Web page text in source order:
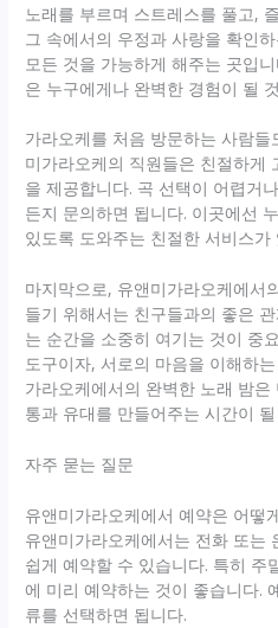
노래를 부르며 스트레스를 풀고,
그 속에서의 우정과 사랑을 확인
모든 것을 가능하게 해주는 곳입
은 누구에게나 완벽한 경험이 될
가라오케를 처음 방문하는 사람
미가라오케의 직원들은 친절하게
을 제공합니다. 곡 선택이 어렵거
든지 문의하면 됩니다. 이곳에선
있도록 도와주는 친절한 서비스가
마지막으로, 유앤미가라오케에서
들기 위해서는 친구들과의 좋은
는 순간을 소중히 여기는 것이 중
도구이자, 서로의 마음을 이해하
가라오케에서의 완벽한 노래 밤
통과 유대를 만들어주는 시간이
자주 묻는 질문
유앤미가라오케에서 예약은 어떻
유앤미가라오케에서는 전화 또는
쉽게 예약할 수 있습니다. 특히 주
에 미리 예약하는 것이 좋습니다.
류를 선택하면 됩니다.